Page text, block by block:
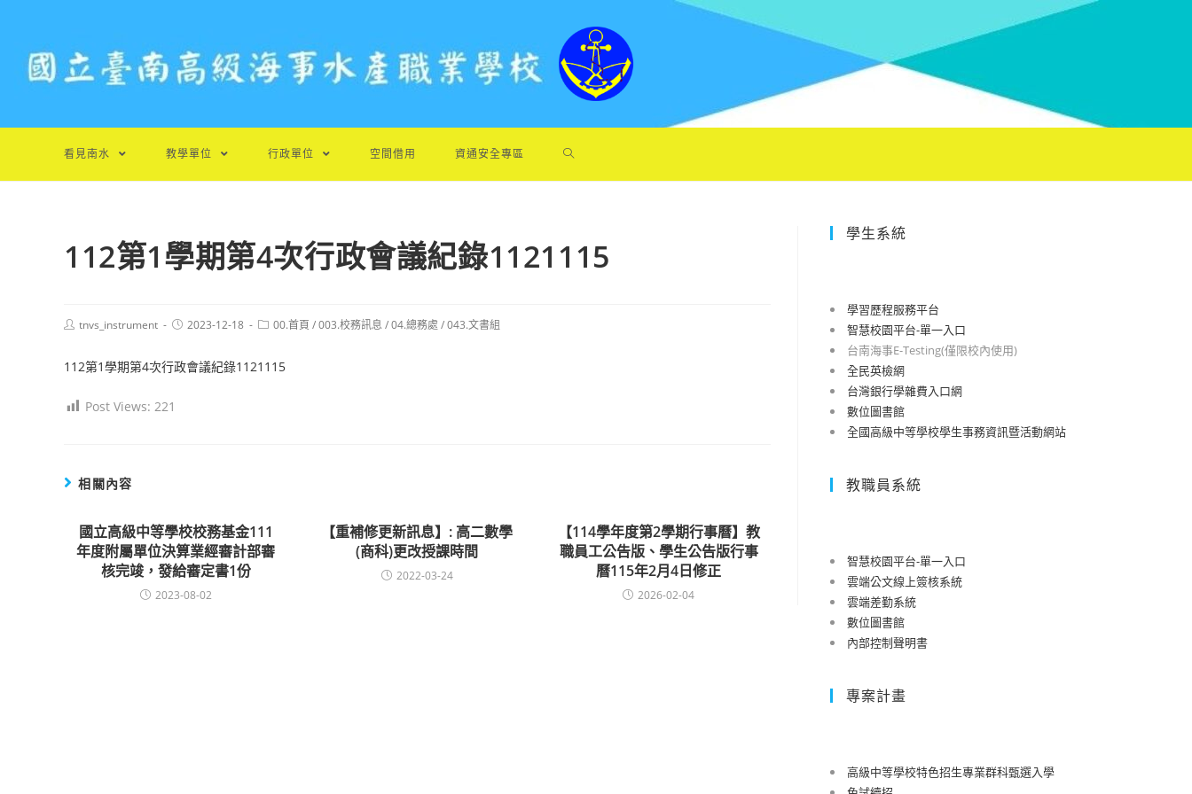
看見南水 教學單位 行政單位 空間借用 資通安全專區
112第1學期第4次行政會議紀錄1121115
Posttnvs_instrument
Post2023-12-18
Post00.首頁 /003.校務訊息 /04.總務處 /043.文書組
112第1學期第4次行政會議紀錄1121115
Post Views: 221
相關內容
國立高級中等學校校務基金111
年度附屬單位決算業經審計部審
核完竣，發給審定書1份
2023-08-02
【重補修更新訊息】: 高二數學
(商科)更改授課時間
2022-03-24
【114學年度第2學期行事曆】教
職員工公告版、學生公告版行事
曆115年2月4日修正
2026-02-04
學生系統
學習歷程服務平台
智慧校園平台-單一入口
台南海事E-Testing(僅限校內使用)
全民英檢網
台灣銀行學雜費入口網
數位圖書館
全國高級中等學校學生事務資訊暨活動網站
教職員系統
智慧校園平台-單一入口
雲端公文線上簽核系統
雲端差勤系統
數位圖書館
內部控制聲明書
專案計畫
高級中等學校特色招生專業群科甄選入學